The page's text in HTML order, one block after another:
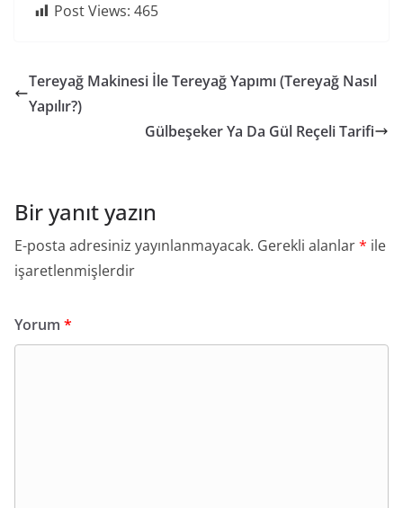
Post Views: 465
Tereyağ Makinesi İle Tereyağ Yapımı (Tereyağ Nasıl
Yapılır?)
Gülbeşeker Ya Da Gül Reçeli Tarifi
Bir yanıt yazın
E-posta adresiniz yayınlanmayacak. Gerekli alanlar* ile
işaretlenmişlerdir
Yorum *